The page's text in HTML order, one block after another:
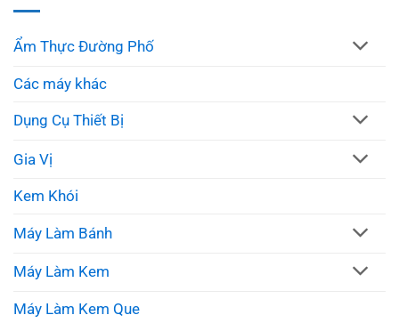
Ẩm Thực Đường Phố
Các máy khác
Dụng Cụ Thiết Bị
Gia Vị
Kem Khói
Máy Làm Bánh
Máy Làm Kem
Máy Làm Kem Que